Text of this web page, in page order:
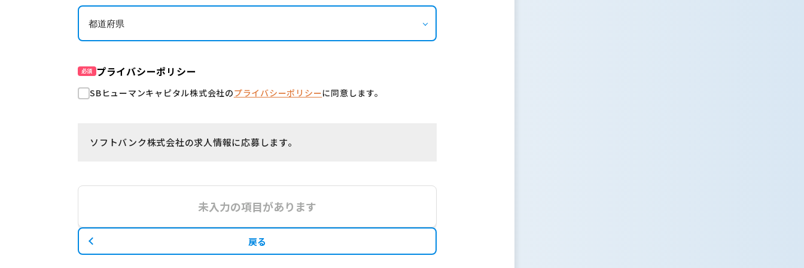
必須 プライバシーポリシー
SBヒューマンキャピタル株式会社のプライバシーポリシーに同意します。
ソフトバンク株式会社の求人情報に応募します。
未入力の項目があります
戻る